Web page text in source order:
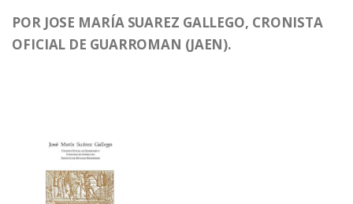
POR JOSE MARÍA SUAREZ GALLEGO, CRONISTA
OFICIAL DE GUARROMAN (JAEN).